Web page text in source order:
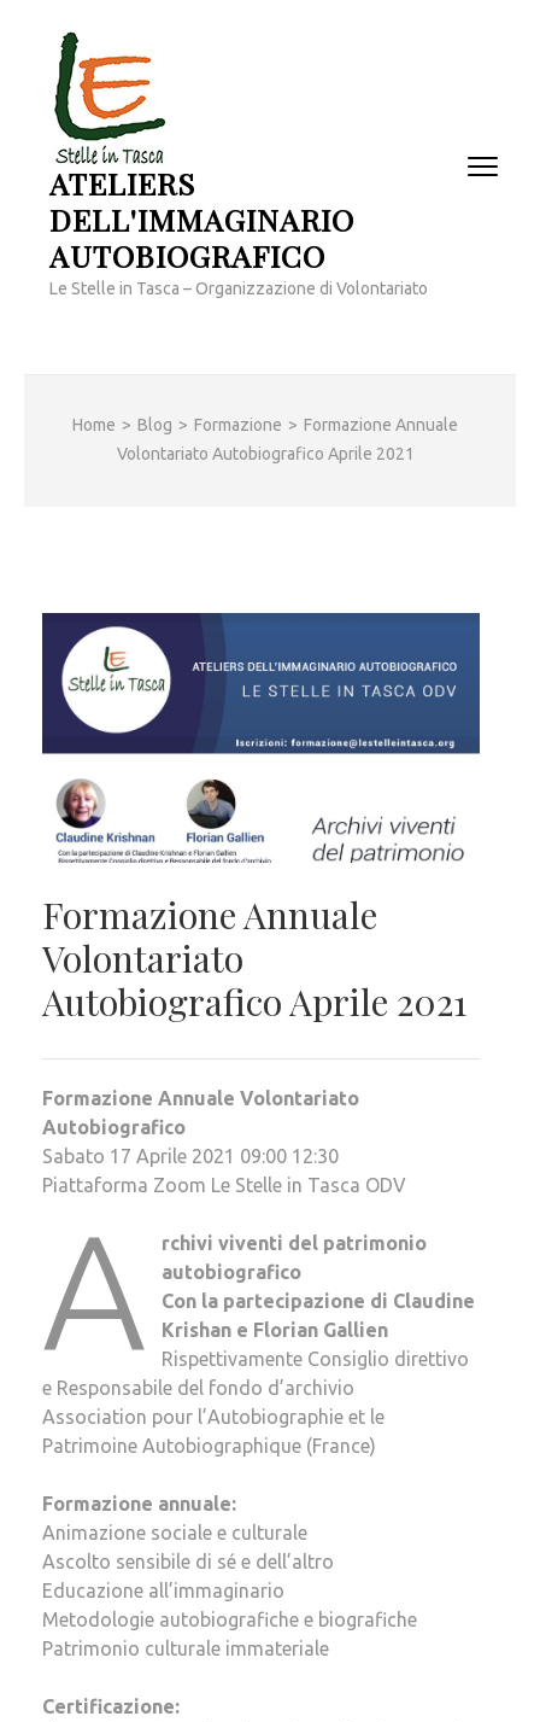
contenuto
(premi
invio)
ATELIERS
DELL'IMMAGINARIO
AUTOBIOGRAFICO
Le Stelle in Tasca – Organizzazione di Volontariato
Home > Blog > Formazione > Formazione Annuale
Volontariato Autobiografico Aprile 2021
Formazione Annuale
Volontariato
Autobiografico Aprile 2021
Formazione Annuale Volontariato
Autobiografico
Sabato 17 Aprile 2021 09:00 12:30
Piattaforma Zoom Le Stelle in Tasca ODV
A
rchivi viventi del patrimonio
autobiografico
Con la partecipazione di Claudine
Krishan e Florian Gallien
Rispettivamente Consiglio direttivo
e Responsabile del fondo d’archivio
Association pour l’Autobiographie et le
Patrimoine Autobiographique (France)
Formazione annuale:
Animazione sociale e culturale
Ascolto sensibile di sé e dell’altro
Educazione all’immaginario
Metodologie autobiografiche e biografiche
Patrimonio culturale immateriale
Certificazione: